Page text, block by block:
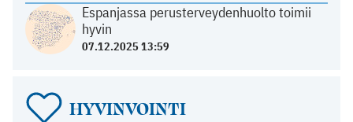
Espanjassa perusterveydenhuolto toimii
hyvin
07.12.2025 13:59
HYVINVOINTI